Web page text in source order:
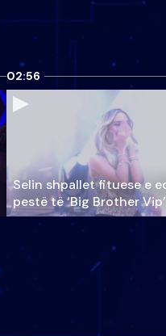
02:56
Selin shpallet fituese e
pestë të ‘Big Brother Vip’